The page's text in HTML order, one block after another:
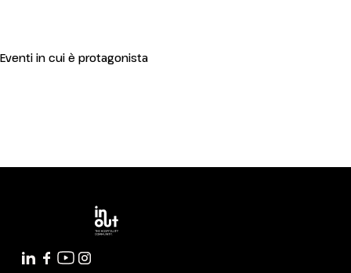
AREA RISERVATA VISITATORI
person
Eventi in cui è protagonista
di business per il settore
8 OTTOBRE
15:40 - 16:40
Global Village Arena